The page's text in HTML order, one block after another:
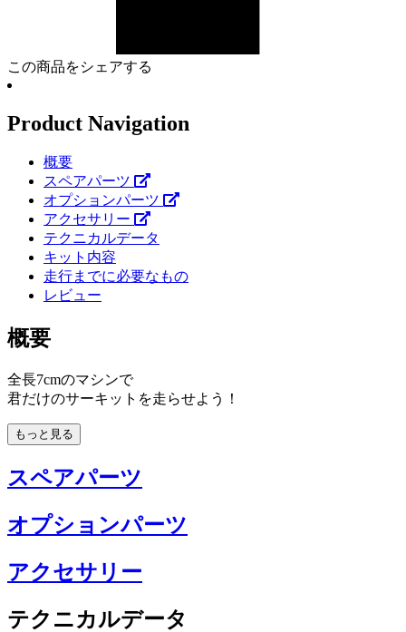
この商品をシェアする
Product Navigation
概要
スペアパーツ
オプションパーツ
アクセサリー
テクニカルデータ
キット内容
走行までに必要なもの
レビュー
概要
全長7cmのマシンで
君だけのサーキットを走らせよう！
もっと見る
スペアパーツ
オプションパーツ
アクセサリー
テクニカルデータ